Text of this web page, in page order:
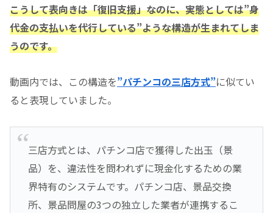
こうして表向きは「復旧支援」なのに、実態としては”身
代金の支払いを代行している”ような構造が生まれてしま
うのです。
動画内では、この構造を”パチンコの三店方式”に似てい
ると表現していました。
三店方式とは、パチンコ店で獲得した出玉（景
品）を、違法性を問われずに現金化するための業
界特有のシステムです。パチンコ店、景品交換
所、景品問屋の3つの独立した業者が連携するこ